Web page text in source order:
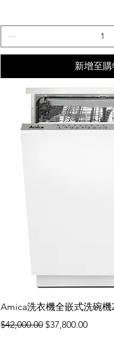
新增至
快速瀏
Amica洗衣機全嵌式洗碗機
一般價格
$42,000.00 促銷價格
$37,800.00